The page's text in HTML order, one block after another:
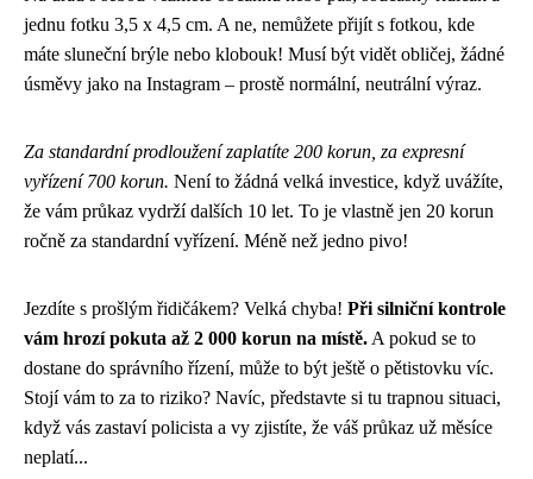
jednu fotku 3,5 x 4,5 cm. A ne, nemůžete přijít s fotkou, kde
máte sluneční brýle nebo klobouk! Musí být vidět obličej, žádné
úsměvy jako na Instagram – prostě normální, neutrální výraz.
Za standardní prodloužení zaplatíte 200 korun, za expresní
vyřízení 700 korun. Není to žádná velká investice, když uvážíte,
že vám průkaz vydrží dalších 10 let. To je vlastně jen 20 korun
ročně za standardní vyřízení. Méně než jedno pivo!
Jezdíte s prošlým řidičákem? Velká chyba! Při silniční kontrole
vám hrozí pokuta až 2 000 korun na místě. A pokud se to
dostane do správního řízení, může to být ještě o pětistovku víc.
Stojí vám to za to riziko? Navíc, představte si tu trapnou situaci,
když vás zastaví policista a vy zjistíte, že váš průkaz už měsíce
neplatí...